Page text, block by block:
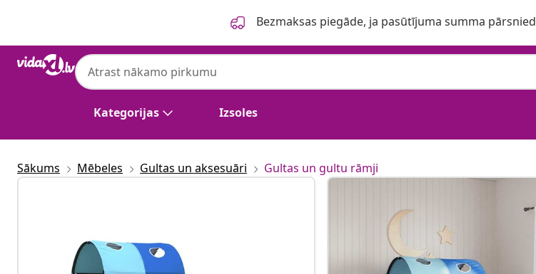
Bezmaksas piegāde, ja pasūtījuma summa
Kategorijas Izsoles
Sākums Mēbeles Gultas un aksesuāri Gultas un gultu rāmji